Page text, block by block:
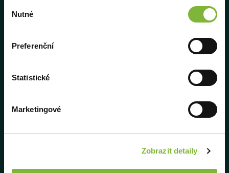
souhlasu
Nutné
Preferenční
Statistické
Marketingové
Zobrazit detaily
Monitory
CODEXIS AI 2.0
Podpora